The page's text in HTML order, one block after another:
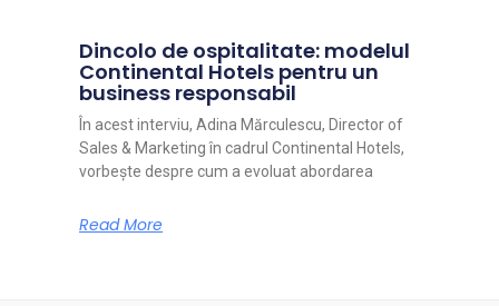
Dincolo de ospitalitate: modelul
Continental Hotels pentru un
business responsabil
În acest interviu, Adina Mărculescu, Director of
Sales & Marketing în cadrul Continental Hotels,
vorbește despre cum a evoluat abordarea
Read More